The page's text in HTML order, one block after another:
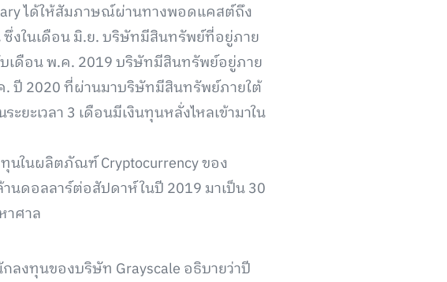
ได้ให้สัมภาษณ์ผ่านทางพอดแคสต์ถึง
ซึ่งในเดือน มิ.ย. บริษัทมีสินทรัพย์ที่อยู่ภาย
เดือน พ.ค. 2019 บริษัทมีสินทรัพย์อยู่ภาย
. ปี 2020 ที่ผ่านมาบริษัทมีสินทรัพย์ภายใต้
ยะเวลา 3 เดือนมีเงินทุนหลั่งไหลเข้ามาใน
ในผลิตภัณฑ์ Cryptocurrency ของ
านดอลลาร์ต่อสัปดาห์ในปี 2019 มาเป็น 30
าศาล
งทุนของบริษัท Grayscale อธิบายว่าปี